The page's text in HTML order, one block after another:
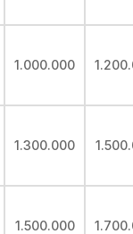
1.000.000
1.300.000
1.500.000